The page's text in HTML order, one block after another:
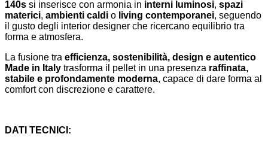
140s si inserisce con armonia in interni luminosi, spazi
materici, ambienti caldi o living contemporanei, seguendo
il gusto degli interior designer che ricercano equilibrio tra
forma e atmosfera.
La fusione tra efficienza, sostenibilità, design e autentico
Made in Italy trasforma il pellet in una presenza raffinata,
stabile e profondamente moderna, capace di dare forma al
comfort con discrezione e carattere.
DATI TECNICI: